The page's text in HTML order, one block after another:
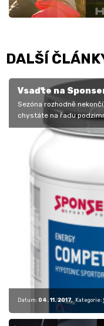
DALŠÍ
Vsaďte na
Sezóna rozhodně
chystáte na řadu
objemů,…
Datum: 04. 11. 2017 Kategorie: